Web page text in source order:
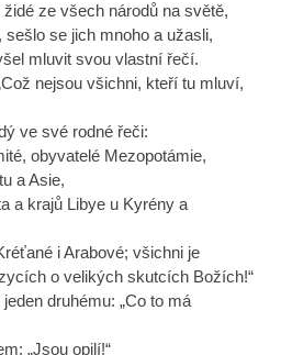
ze všech národů na světě,
se jich mnoho a užasli,
mluvit svou vlastní řečí.
nejsou všichni, kteří tu mluví,
ve své rodné řeči:
obyvatelé Mezopotámie,
a Asie,
a krajů Libye u Kyrény a
i Arabové; všichni je
o velikých skutcích Božích!“
druhému: „Co to má
„Jsou opilí!“